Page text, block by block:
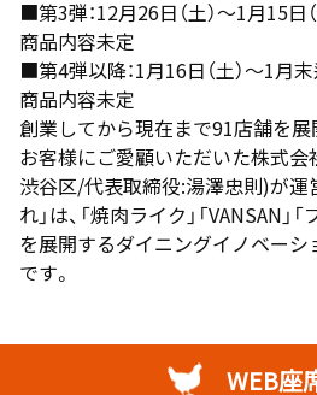
■第3弾：12月26日（土）～1月15日
商品内容未定
■第4弾以降：1月16日（土）～1月
商品内容未定
創業してから現在まで91店舗を展
お客様にご愛顧いただいた株式
渋谷区/代表取締役:湯澤忠則)が運
れ」は、「焼肉ライク」「VANSAN」
を展開するダイニングイノベーシ
です。
WEB座